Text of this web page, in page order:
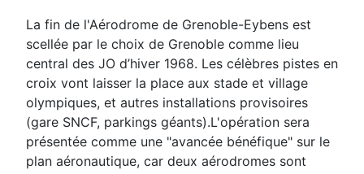
La fin de l'Aérodrome de Grenoble-Eybens est
scellée par le choix de Grenoble comme lieu
central des JO d’hiver 1968. Les célèbres pistes en
croix vont laisser la place aux stade et village
olympiques, et autres installations provisoires
(gare SNCF, parkings géants).L'opération sera
présentée comme une "avancée bénéfique" sur le
plan aéronautique, car deux aérodromes sont